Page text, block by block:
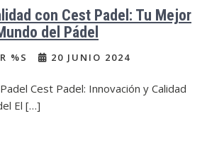
con Cest Padel: Tu Mejor
del Pádel
%S 20 JUNIO 2024
Cest Padel: Innovación y Calidad
El […]